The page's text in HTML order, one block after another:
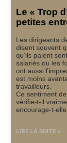
Le « Trop
petites
Les dirigeants
disent souvent
qu’ils paient
salariés ou les
ont aussi
est moins
travailleurs.
Ce sentiment
vérifie-t-il
encourage-t-
LIRE LA SUITE »